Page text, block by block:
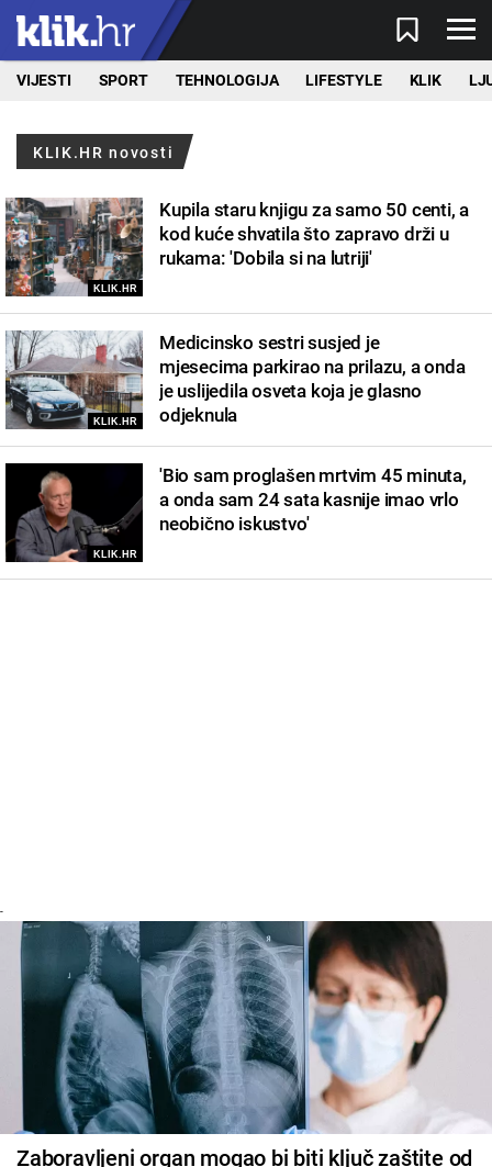
VIJESTI SPORT TEHNOLOGIJA LIFESTYLE KLIK
KLIK.HR novosti
KLIK.HR
Kupila staru knjigu za samo 50 centi, a
kod kuće shvatila što zapravo drži u
rukama: 'Dobila si na lutriji'
KLIK.HR
Medicinsko sestri susjed je
mjesecima parkirao na prilazu, a onda
je uslijedila osveta koja je glasno
odjeknula
KLIK.HR
'Bio sam proglašen mrtvim 45 minuta,
a onda sam 24 sata kasnije imao vrlo
neobično iskustvo'
-
Zaboravljeni organ mogao bi biti ključ zaštite od